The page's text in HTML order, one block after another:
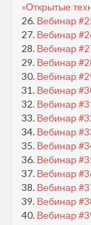
«Открытые
26. Вебинар
27. Вебинар
28. Вебинар
29. Вебинар
30. Вебинар
31. Вебинар
32. Вебинар
33. Вебинар
34. Вебинар
35. Вебинар
36. Вебинар
37. Вебинар
38. Вебинар
39. Вебинар
40. Вебинар